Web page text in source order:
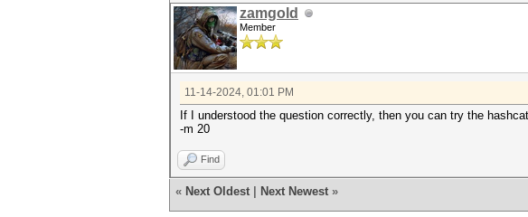
zamgold
Member
11-14-2024, 01:01 PM
If I understood the question correctly, then you can try the
-m 20
Find
« Next Oldest Next Newest »